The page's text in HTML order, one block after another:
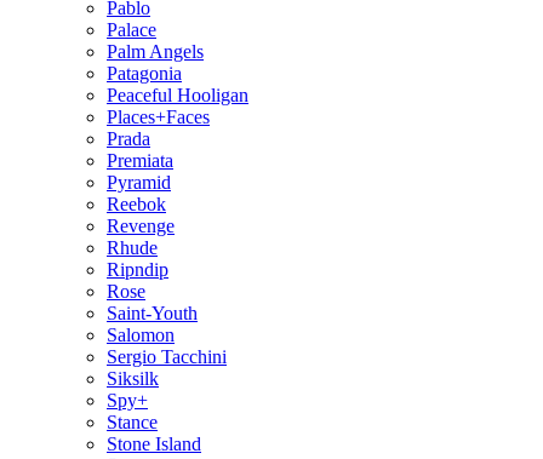
Pablo
Palace
Palm Angels
Patagonia
Peaceful Hooligan
Places+Faces
Prada
Premiata
Pyramid
Reebok
Revenge
Rhude
Ripndip
Rose
Saint-Youth
Salomon
Sergio Tacchini
Siksilk
Spy+
Stance
Stone Island